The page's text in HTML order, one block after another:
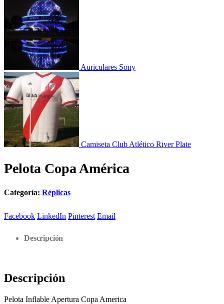
Auriculares Sony
Camiseta Club Atlético River Plate
Pelota Copa América
Categoría: Réplicas
Facebook LinkedIn Pinterest Email
Descripción
Descripción
Pelota Inflable Apertura Copa America